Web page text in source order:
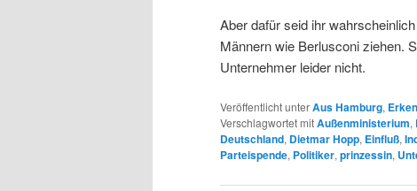
Aber dafür seid ihr
Männern wie Berlusconi ziehen.
Unternehmer leider nicht.
Veröffentlicht unterAus Hamburg,
Verschlagwortet mitAußenministerium,
Deutschland, Dietmar Hopp, Einfluß,
Parteispende, Politiker, prinzessin,